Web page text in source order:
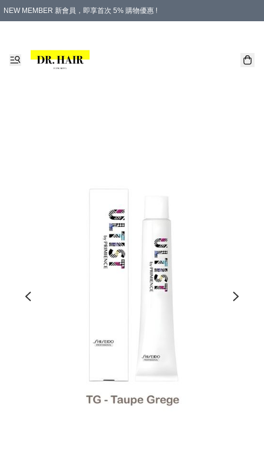
NEW MEMBER 新會員，即享首次 5% 購物優惠 !